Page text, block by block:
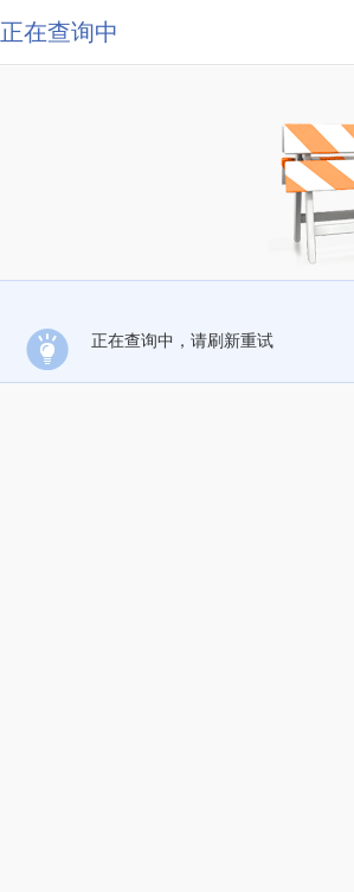
正在查询中
正在查询中，请刷新重试